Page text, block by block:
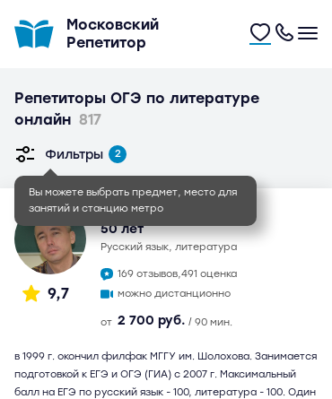
Московский
Репетитор
Репетиторы ОГЭ по литературе
онлайн 817
Вы можете выбрать предмет, место для
занятий и станцию метро
Фильтры 2
9,7
Иван Игоревич
50 лет
русский язык, литература
169 отзывов,491 оценка
можно дистанционно
от 2 700 руб. / 90 мин.
в 1999 г. окончил филфак МГГУ им. Шолохова. Занимается
подготовкой к ЕГЭ и ОГЭ (ГИА) с 2007 г. Максимальный
балл на ЕГЭ по русский язык - 100, литература - 100. Один